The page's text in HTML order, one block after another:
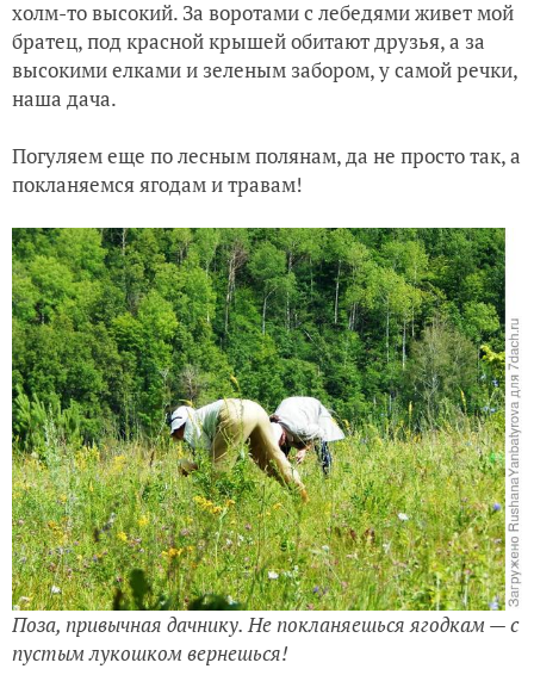
холм-то высокий. За воротами с лебедями живет мой
братец, под красной крышей обитают друзья, а за
высокими елками и зеленым забором, у самой речки,
наша дача.
Погуляем еще по лесным полянам, да не просто так, а
покланяемся ягодам и травам!
Поза, привычная дачнику. Не покланяешься ягодкам — с
пустым лукошком вернешься!